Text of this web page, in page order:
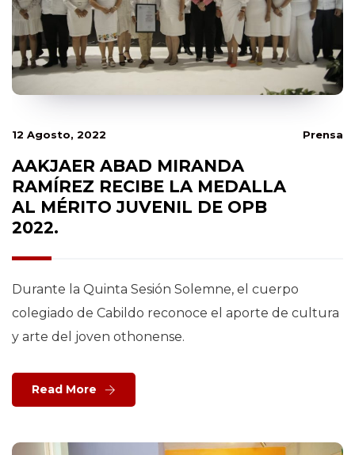
12 Agosto, 2022 Prensa
AAKJAER ABAD MIRANDA
RAMÍREZ RECIBE LA MEDALLA
AL MÉRITO JUVENIL DE OPB
2022.
Durante la Quinta Sesión Solemne, el cuerpo
colegiado de Cabildo reconoce el aporte de cultura
y arte del joven othonense.
Read More